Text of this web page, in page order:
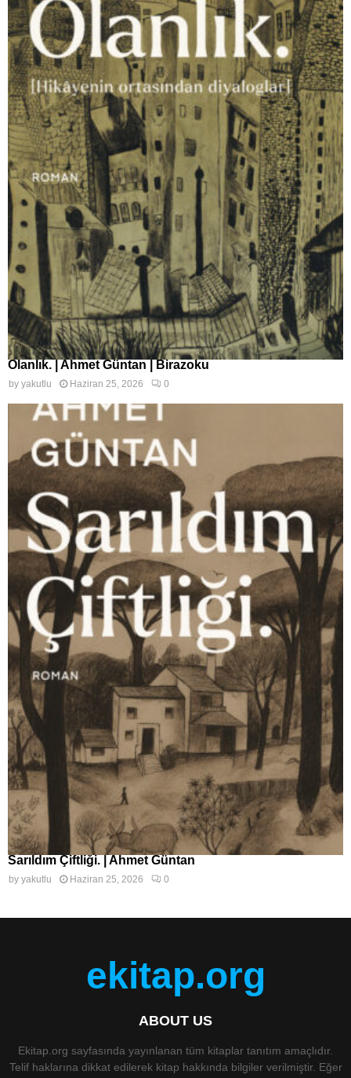
Olanlık. | Ahmet Güntan | Birazoku
by yakutlu Haziran 25, 2026 0
Sarıldım Çiftliği. | Ahmet Güntan
by yakutlu Haziran 25, 2026 0
ekitap.org
ABOUT US
Ekitap.org sayfasında yayınlanan tüm kitaplar tanıtım amaçlıdır.
Telif haklarına dikkat edilerek kitap hakkında bilgiler verilmiştir. Eğer